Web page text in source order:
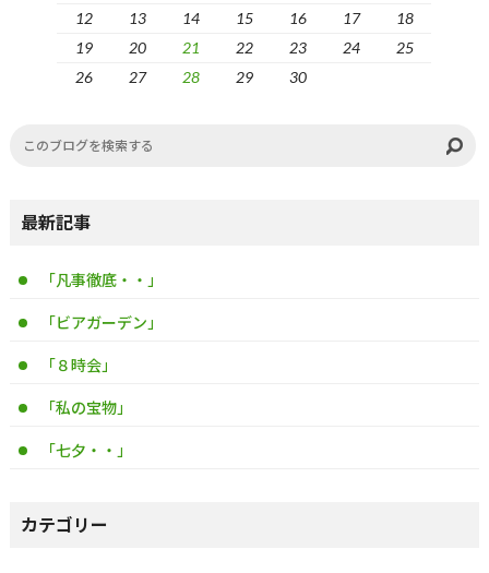
12
13 14 15 16 17
18
19
20 21 22 23 24
25
26
27 28 29 30
最新記事
「凡事徹底・・」
「ビアガーデン」
「８時会」
「私の宝物」
「七夕・・」
カテゴリー